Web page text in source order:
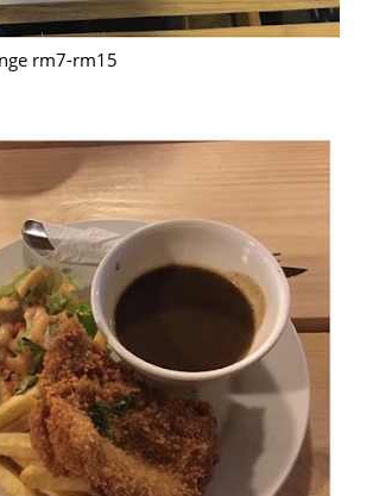
rm7-rm15